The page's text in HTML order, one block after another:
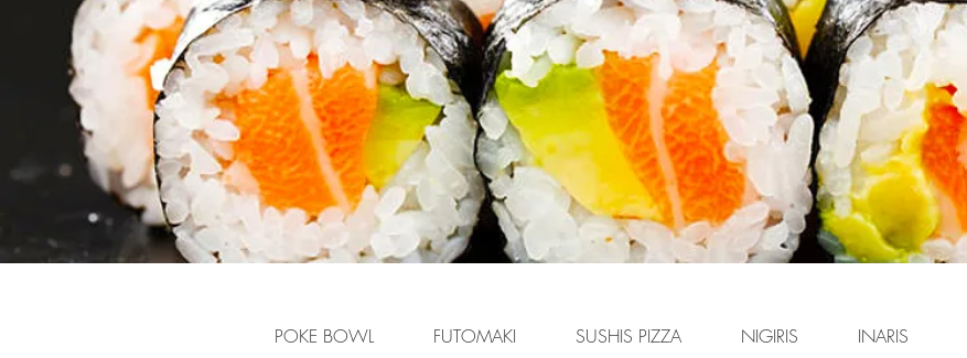
POKE BOWL FUTOMAKI SUSHIS PIZZA NIGIRIS INARIS